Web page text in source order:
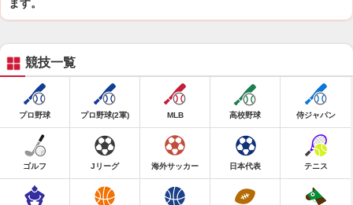
ます。
競技一覧
プロ野球 プロ野球(2軍) MLB 高校野球 侍ジャパン
ゴルフ Jリーグ 海外サッカー 日本代表 テニス